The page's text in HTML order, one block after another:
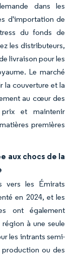
dans les
d'importation de
du fonds de
les distributeurs,
livraison pour les
Le marché
la couverture et la
au cœur des
et maintenir
premières
aux chocs de la
vers les Émirats
en 2024, et les
ont également
à une seule
les intrants semi-
ou des